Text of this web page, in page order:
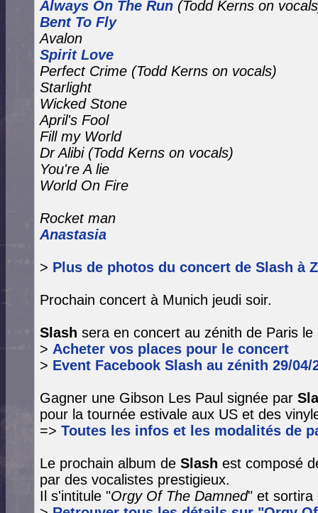
Always On The Run (Todd Kerns on
Bent To Fly
Avalon
Spirit Love
Perfect Crime (Todd Kerns on vocals)
Starlight
Wicked Stone
April's Fool
Fill my World
Dr Alibi (Todd Kerns on vocals)
You're A lie
World On Fire
Rocket man
Anastasia
> Plus de photos du concert de Slash à
Prochain concert à Munich jeudi soir.
Slash sera en concert au zénith de Paris le
> Acheter vos places pour le concert
> Event Facebook Slash au zénith 29/04/
Gagner une Gibson Les Paul signée par
pour la tournée estivale aux US et des
=> Toutes les infos et les modalités de
Le prochain album de Slash est composé
par des vocalistes prestigieux.
Il s'intitule "Orgy Of The Damned" et sortira